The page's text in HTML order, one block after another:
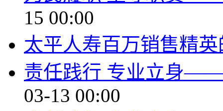
15 00:00
太平人寿百万销售精
责任践行 专业立身——
03-13 00:00